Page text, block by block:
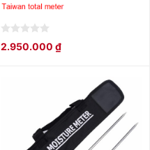
0
out
2.950.000 ₫